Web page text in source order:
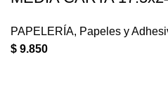
PAPELERÍA, Papeles y
$ 9.850